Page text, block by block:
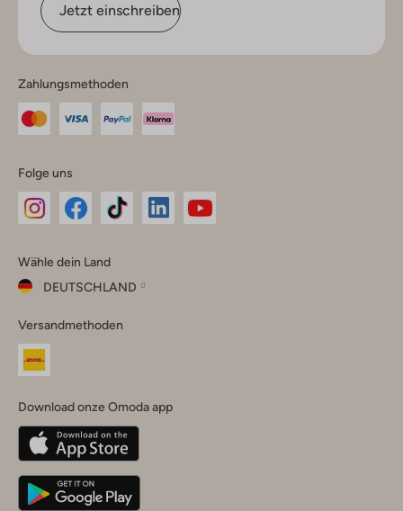
Jetzt einschreiben
Zahlungsmethoden
Folge uns
Instagram
Facebook
TikTok
Wähle dein Land
DEUTSCHLAND
dein
Land
Belgique(Français)
Deutschland
Versandmethoden
Download onze Omoda app